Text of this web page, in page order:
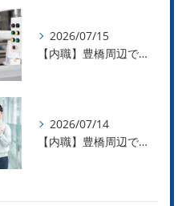
2026/07/15
【内職】豊橋周辺で内職のお仕事を探している方募集中！【急な学級閉鎖も安心】
2026/07/14
【内職】豊橋周辺で内職のお仕事を探している方募集中！【内職さまのお声②】